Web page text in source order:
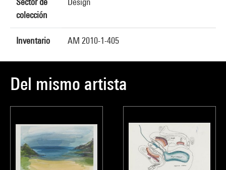
colección
Inventario AM 2010-1-405
Del mismo artista